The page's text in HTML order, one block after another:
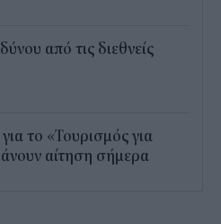
από τις διεθνείς
για το «Τουρισμός για
αίτηση σήμερα